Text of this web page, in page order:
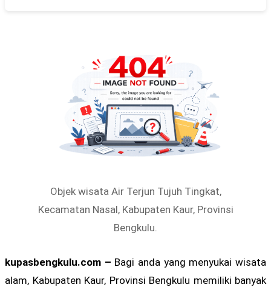
Objek wisata Air Terjun Tujuh Tingkat,
Kecamatan Nasal, Kabupaten Kaur, Provinsi
Bengkulu.
kupasbengkulu.com – Bagi anda yang menyukai wisata
alam, Kabupaten Kaur, Provinsi Bengkulu memiliki banyak